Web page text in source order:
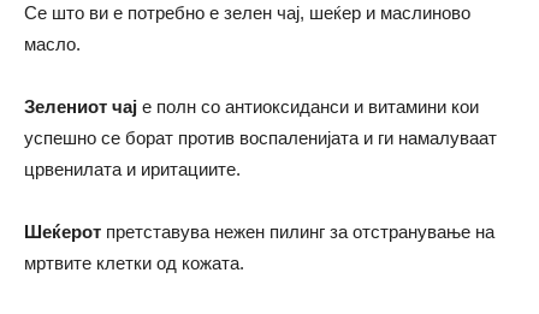
Се што ви е потребно е зелен чај, шеќер и маслиново
масло.
Зелениот чај е полн со антиоксиданси и витамини кои
успешно се борат против воспаленијата и ги намалуваат
црвенилата и иритациите.
Шеќерот претставува нежен пилинг за отстранување на
мртвите клетки од кожата.